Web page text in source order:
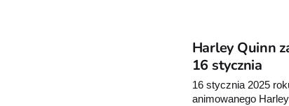
Harley Quinn
16 stycznia
16 stycznia 2025
animowanego